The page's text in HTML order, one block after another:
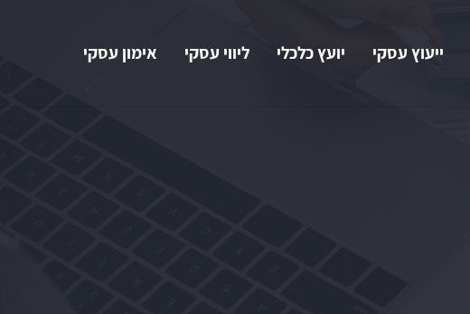
ייעוץ עסקי יועץ כלכלי ליווי עסקי אימון עסקי